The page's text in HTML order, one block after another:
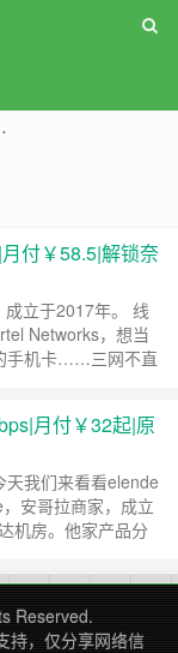
带宽|年付€29
付￥58.5|解锁奈
立于2017年。 线
Networks，想当
手机卡……三网不直
月付￥32起|原
我们来看看elende
安哥拉商家，成立
机房。他家产品分
概况 自有ASN，上
了，像NTT、
还接入了中国电信
Reserved.
持，仅分享网络信